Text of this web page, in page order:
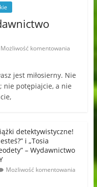
Możliwość komentowania
jest miłosierny. Nie
nie potępiajcie, a nie
detektywistyczne!
i „Tosia
– Wydawnictwo
Możliwość komentowania